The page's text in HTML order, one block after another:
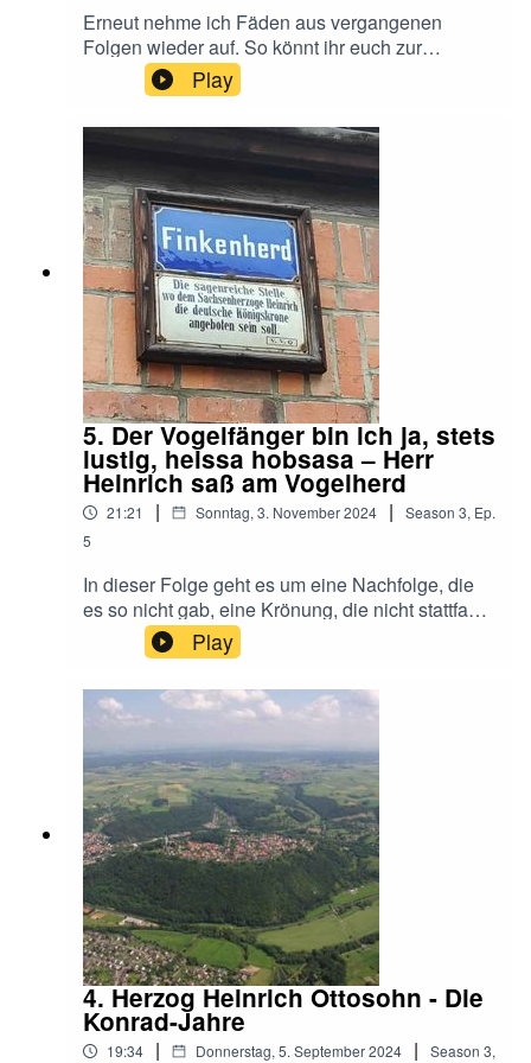
Erneut nehme ich Fäden aus vergangenen
Folgen wieder auf. So könnt ihr euch zur
Vorbereitung noch mal über Zwentibold, Karl den
Einfältigen und Rudolf von Burgund schlau
machen, wenn ihr wollt. Dieses Mal erzähle ich
davon, wie Heinrich die Einigung des Ostreichs
zuende brachte, was in diesem Fall bedeutet,
dass er sich Lotharingiens annahm. Mit teilweise
wenig Erfolg und moralisch fragwürdigen
Methoden.Viel Spaß!
Play
5. Der Vogelfänger bin ich ja, stets
lustig, heissa hobsasa – Herr
Heinrich saß am Vogelherd
21:21 | Sonntag, 3. November 2024 | Season 3, Ep.
5
In dieser Folge geht es um eine Nachfolge, die
es so nicht gab, eine Krönung, die nicht stattfand
und die Frage, warum in Quedlinburg ein
Brunnen steht, an dem alle irgendwie verwirrt
aussehen.Denn heute ist das ganze
Vorgeplänkel vorbei und ein Sachse wird
h?v=2Zi3aY1fMz4Text zu Herr Heinrich saß am
Vogelherdhttps://www.volksliederarchiv.de/herr-
heinrich-sass-am-vogelherd-heinrich-der-
vogelsteller/Liedhttps://www.youtube.com/watch?
v=XesGeRf-6yM
Play
4. Herzog Heinrich Ottosohn - Die
Konrad-Jahre
19:34 | Donnerstag, 5. September 2024 | Season 3,